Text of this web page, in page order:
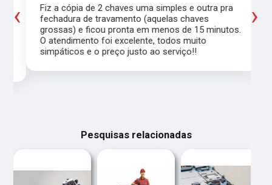
Fiz a cópia de 2 chaves uma simples e outra pra
fechadura de travamento (aquelas chaves
grossas) e ficou pronta em menos de 15 minutos.
O atendimento foi excelente, todos muito
simpáticos e o preço justo ao serviço!!
‹ ›
Pesquisas relacionadas